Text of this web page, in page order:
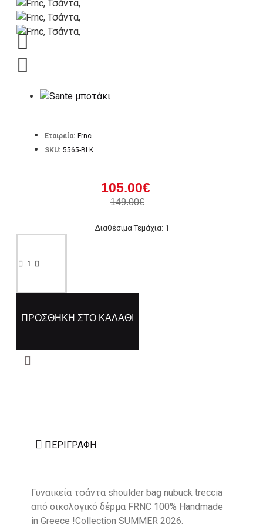
Εταιρεία: Frnc
SKU: 5565-BLK
105.00€
149.00€
Διαθέσιμα Τεμάχια: 1
ΠΡΟΣΘΉΚΗ ΣΤΟ ΚΑΛΆΘΙ
ΠΕΡΙΓΡΑΦΉ
Γυναικεία τσάντα shoulder bag nubuck treccia
από οικολογικό δέρμα FRNC 100% Handmade
in Greece !Collection SUMMER 2026.